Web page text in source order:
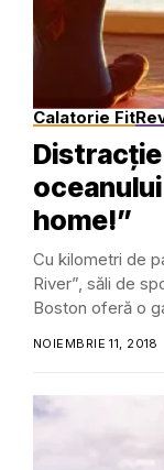
Calatorie Fit
home!”
Cu kilometri de
River”, săli de
Boston oferă o
NOIEMBRIE 11, 2018